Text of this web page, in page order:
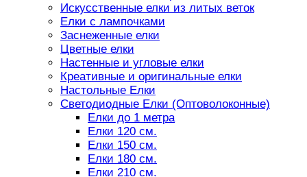
Искусственные елки из литых веток
Елки с лампочками
Заснеженные елки
Цветные елки
Настенные и угловые елки
Креативные и оригинальные елки
Настольные Елки
Светодиодные Елки (Оптоволоконные)
Елки до 1 метра
Елки 120 см.
Елки 150 см.
Елки 180 см.
Елки 210 см.